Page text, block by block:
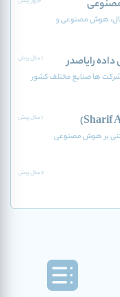
هوش مصنوعی و
رایاصدر 1 سال پیش
شرکت ها صنایع مختلف کشور
1 سال پیش
بر هوش مصنوعی
2 سال پیش